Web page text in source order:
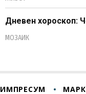
Дневен хороскоп:
МОЗАИК
ИМПРЕСУМ